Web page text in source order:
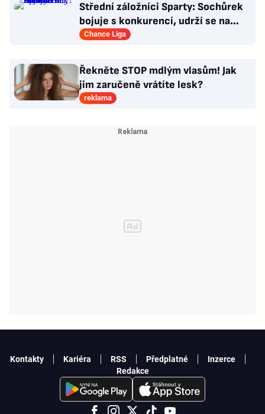
Střední záložníci Sparty: Sochůrek
bojuje s konkurencí, udrží se na
Letné Hollý?
Chance Liga
Řekněte STOP mdlým vlasům! Jak
jim zaručeně vrátíte lesk?
reklama
Kontakty Kariéra RSS Předplatné
Inzerce
Redakce